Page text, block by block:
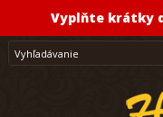
Vyplňte krátky